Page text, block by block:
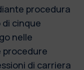
procedura
cinque
nelle
procedure
di carriera